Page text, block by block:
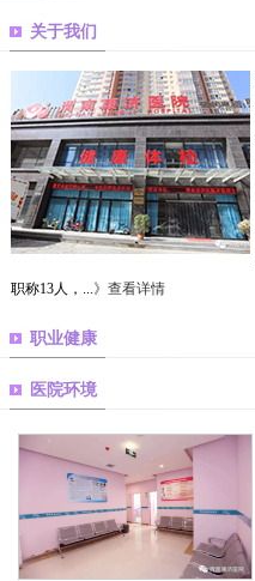
关于我们
职称13人，... 》查看详情
职业健康
医院环境